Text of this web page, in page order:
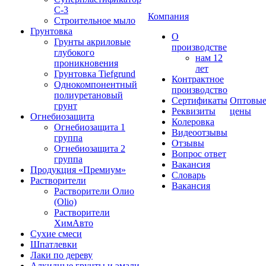
С-3
Строительное мыло
Грунтовка
Грунты акриловые
глубокого
проникновения
Грунтовка Tiefgrund
Однокомпонентный
полиуретановый
грунт
Огнебиозащита
Огнебиозащита 1
группа
Огнебиозащита 2
группа
Продукция «Премиум»
Растворители
Растворители Олио
(Olio)
Растворители
ХимАвто
Сухие смеси
Шпатлевки
Лаки по дереву
Компания
О
производстве
нам 12
лет
Контрактное
производство
Сертификаты
Реквизиты
Колеровка
Видеоотзывы
Отзывы
Вопрос ответ
Вакансия
Словарь
Вакансия
Оптовые
цены